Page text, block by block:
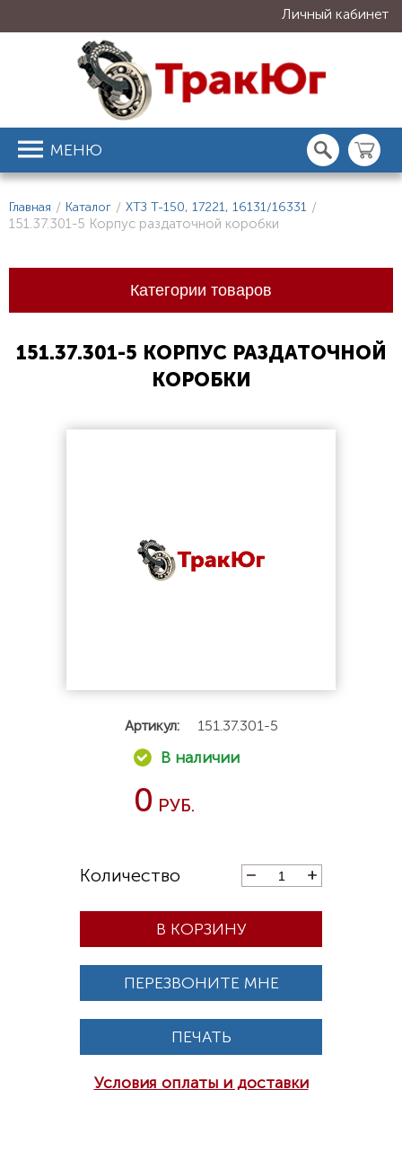
Личный кабинет
МЕНЮ
Главная / Каталог / ХТЗ Т-150, 17221, 16131/16331 /
151.37.301-5 Корпус раздаточной коробки
Категории товаров
151.37.301-5 КОРПУС РАЗДАТОЧНОЙ
КОРОБКИ
Артикул: 151.37.301-5
0
В КОРЗИНУ
ПЕРЕЗВОНИТЕ МНЕ
ПЕЧАТЬ
Условия оплаты и доставки